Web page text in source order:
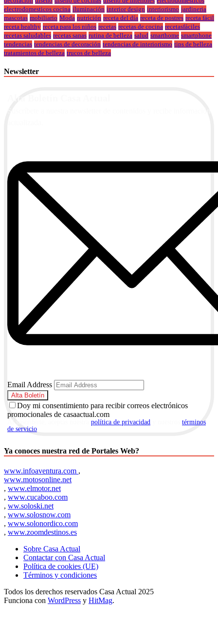
electrodomesticos cocina iluminación interior design interiorismo jardineria
mascotas mobiliario Moda nutrición receta del día receta de postres receta fácil
receta healthy receta para los niños recetas recetas de cocina recetasfáciles
recetas saludables recetas sanas rutina de belleza salud smarthome smartphone
tendencias tendencias de decoración tendencias de interiorismo tips de belleza
tratamientos de belleza trucos de belleza
Newsletter
Email Address
Doy mi consentimiento para recibir correos electrónicos
promocionales de casaactual.com
política de privacidad
términos
de servicio
Ya conoces nuestra red de Portales Web?
www.infoaventura.com ,
www.motosonline.net
, www.elmotor.net
, www.cucaboo.com
, ww.soloski.net
, www.solosnow.com
, www.solonordico.com
, www.zoomdestinos.es
Sobre Casa Actual
Contactar con Casa Actual
Política de cookies (UE)
Términos y condiciones
Todos los derechos reservados Casa Actual 2025
Funciona con WordPress y HitMag.